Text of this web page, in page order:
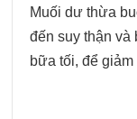
Muối dư thừa
đến suy thận và
bữa tối, để